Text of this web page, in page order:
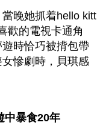
晚她抓着hello kitt
歡的電視卡通角
時恰巧被揹包帶
慘劇時，貝琪感
中暴食20年